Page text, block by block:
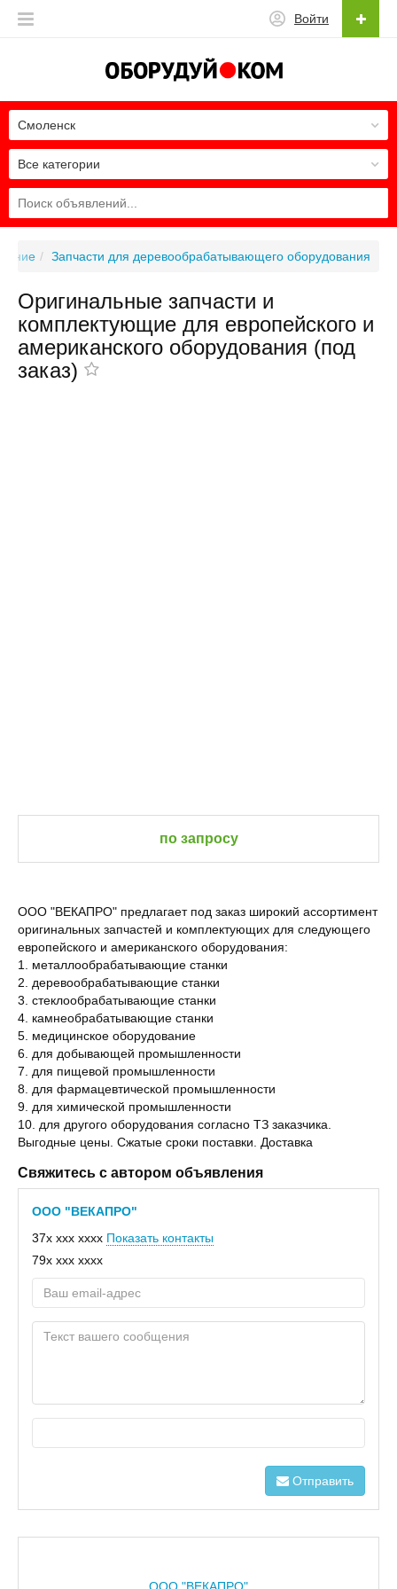
Войти
Все категории
Смоленск
Запчасти для деревообрабатывающего оборудования
Оригинальные запчасти и
комплектующие для европейского и
американского оборудования (под
заказ)
по запросу
ООО "ВЕКАПРО" предлагает под заказ широкий ассортимент
оригинальных запчастей и комплектующих для следующего
европейского и американского оборудования:
1. металлообрабатывающие станки
2. деревообрабатывающие станки
3. стеклообрабатывающие станки
4. камнеобрабатывающие станки
5. медицинское оборудование
6. для добывающей промышленности
7. для пищевой промышленности
8. для фармацевтической промышленности
9. для химической промышленности
10. для другого оборудования согласно ТЗ заказчика.
Выгодные цены. Сжатые сроки поставки. Доставка
Свяжитесь с автором объявления
ООО "ВЕКАПРО"
37x xxx xxxx Показать контакты
79x xxx xxxx
Отправить
ООО "ВЕКАПРО"